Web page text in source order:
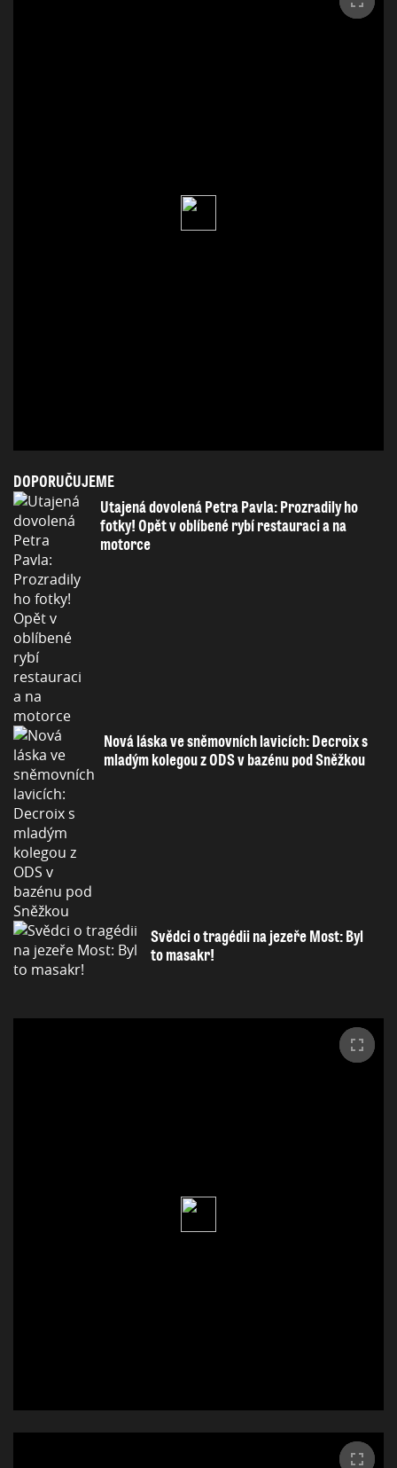
DOPORUČUJEME
Utajená dovolená Petra Pavla: Prozradily ho
fotky! Opět v oblíbené rybí restauraci a na
motorce
Nová láska ve sněmovních lavicích: Decroix s
mladým kolegou z ODS v bazénu pod Sněžkou
Svědci o tragédii na jezeře Most: Byl
to masakr!